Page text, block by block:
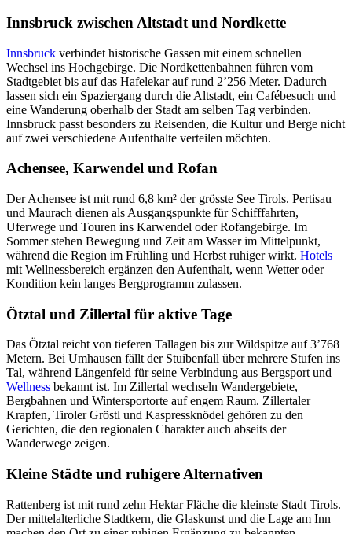
Innsbruck zwischen Altstadt und Nordkette
Innsbruck verbindet historische Gassen mit einem schnellen
Wechsel ins Hochgebirge. Die Nordkettenbahnen führen vom
Stadtgebiet bis auf das Hafelekar auf rund 2’256 Meter. Dadurch
lassen sich ein Spaziergang durch die Altstadt, ein Cafébesuch und
eine Wanderung oberhalb der Stadt am selben Tag verbinden.
Innsbruck passt besonders zu Reisenden, die Kultur und Berge nicht
auf zwei verschiedene Aufenthalte verteilen möchten.
Achensee, Karwendel und Rofan
Der Achensee ist mit rund 6,8 km² der grösste See Tirols. Pertisau
und Maurach dienen als Ausgangspunkte für Schifffahrten,
Uferwege und Touren ins Karwendel oder Rofangebirge. Im
Sommer stehen Bewegung und Zeit am Wasser im Mittelpunkt,
während die Region im Frühling und Herbst ruhiger wirkt. Hotels
mit Wellnessbereich ergänzen den Aufenthalt, wenn Wetter oder
Kondition kein langes Bergprogramm zulassen.
Ötztal und Zillertal für aktive Tage
Das Ötztal reicht von tieferen Tallagen bis zur Wildspitze auf 3’768
Metern. Bei Umhausen fällt der Stuibenfall über mehrere Stufen ins
Tal, während Längenfeld für seine Verbindung aus Bergsport und
Wellness bekannt ist. Im Zillertal wechseln Wandergebiete,
Bergbahnen und Wintersportorte auf engem Raum. Zillertaler
Krapfen, Tiroler Gröstl und Kaspressknödel gehören zu den
Gerichten, die den regionalen Charakter auch abseits der
Wanderwege zeigen.
Kleine Städte und ruhigere Alternativen
Rattenberg ist mit rund zehn Hektar Fläche die kleinste Stadt Tirols.
Der mittelalterliche Stadtkern, die Glaskunst und die Lage am Inn